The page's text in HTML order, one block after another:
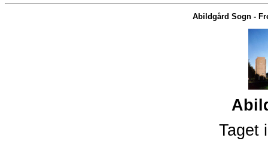
Abildgård Sogn -
Taget